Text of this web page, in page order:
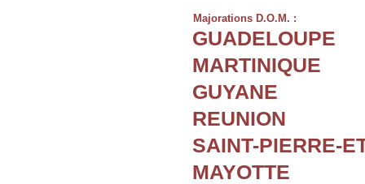
Majorations D.O.M. :
GUADELOUPE
MARTINIQUE
GUYANE
REUNION
SAINT-PIERRE-
MAYOTTE